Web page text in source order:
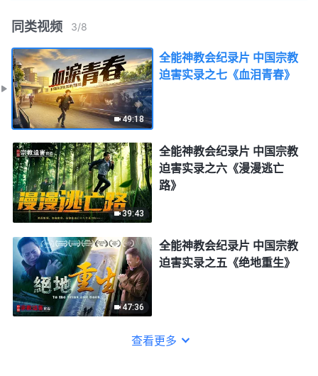
同类视频 3/8
49:18
全能神教会纪录片 中国宗教
迫害实录之七《血泪青春》
39:43
全能神教会纪录片 中国宗教
迫害实录之六《漫漫逃亡
路》
47:36
全能神教会纪录片 中国宗教
迫害实录之五《绝地重生》
查看更多